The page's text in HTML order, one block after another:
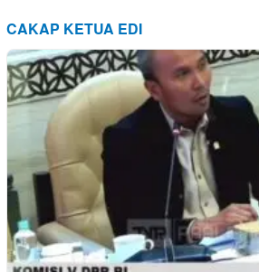
CAKAP KETUA EDI